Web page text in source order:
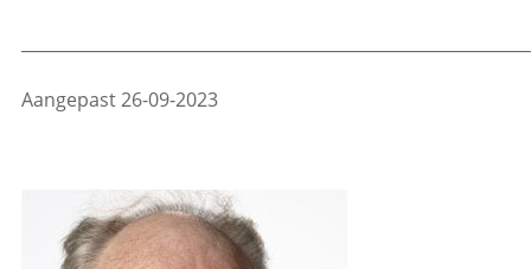
Aangepast 26-09-2023